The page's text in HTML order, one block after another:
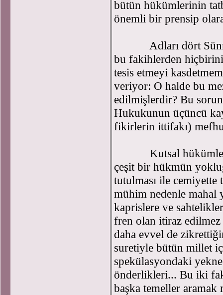
bütün hükümlerinin
önemli bir prensip
Adları dört Sünni
bu fakihlerden
tesis etmeyi
veriyor: O halde bu
edilmişlerdir? Bu
Hukukunun üçüncü
fikirlerin ittifakı)
Kutsal hükümlerin
çeşit bir hükmün
tutulması ile
mühim nedenle
kaprislere ve
fren olan itiraz
daha evvel de
suretiyle bütün millet
spekülasyondaki
önderlikleri... Bu iki
başka temeller aramak